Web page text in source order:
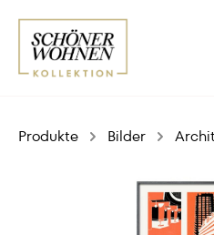
Produkte Bilder